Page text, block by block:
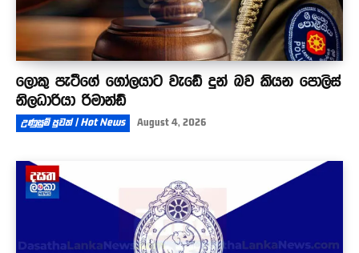
ලොකු පැටීගේ ගෝලයාට වැඩේ දුන් බව කියන පොලිස්
නිලධාරියා රිමාන්ඩ්
උණුසුම් පුවත් | Hot News August 4, 2026